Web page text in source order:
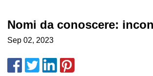
Nomi da conoscere:
Sep 02, 2023